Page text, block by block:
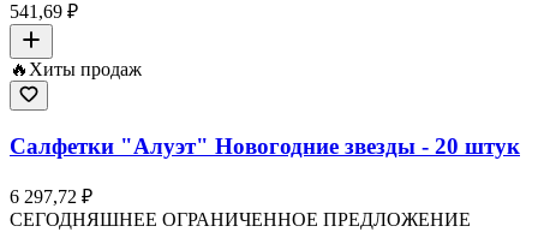
541,69 ₽
🔥 Хиты продаж
Салфетки "Алуэт" Новогодние звезды - 20 штук
6 297,72 ₽
СЕГОДНЯШНЕЕ ОГРАНИЧЕННОЕ ПРЕДЛОЖЕНИЕ